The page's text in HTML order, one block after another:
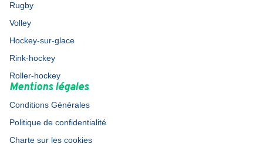
Rugby
Volley
Hockey-sur-glace
Rink-hockey
Roller-hockey
Mentions légales
Conditions Générales
Politique de confidentialité
Charte sur les cookies